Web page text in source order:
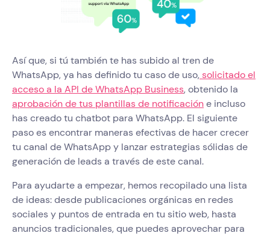
Así que, si tú también te has subido al tren de
WhatsApp, ya has definido tu caso de uso, solicitado el
acceso a la API de WhatsApp Business, obtenido la
aprobación de tus plantillas de notificacióne incluso
has creado tu chatbot para WhatsApp. El siguiente
paso es encontrar maneras efectivas de hacer crecer
tu canal de WhatsApp y lanzar estrategias sólidas de
generación de leads a través de este canal.
Para ayudarte a empezar, hemos recopilado una lista
de ideas: desde publicaciones orgánicas en redes
sociales y puntos de entrada en tu sitio web, hasta
anuncios tradicionales, que puedes aprovechar para